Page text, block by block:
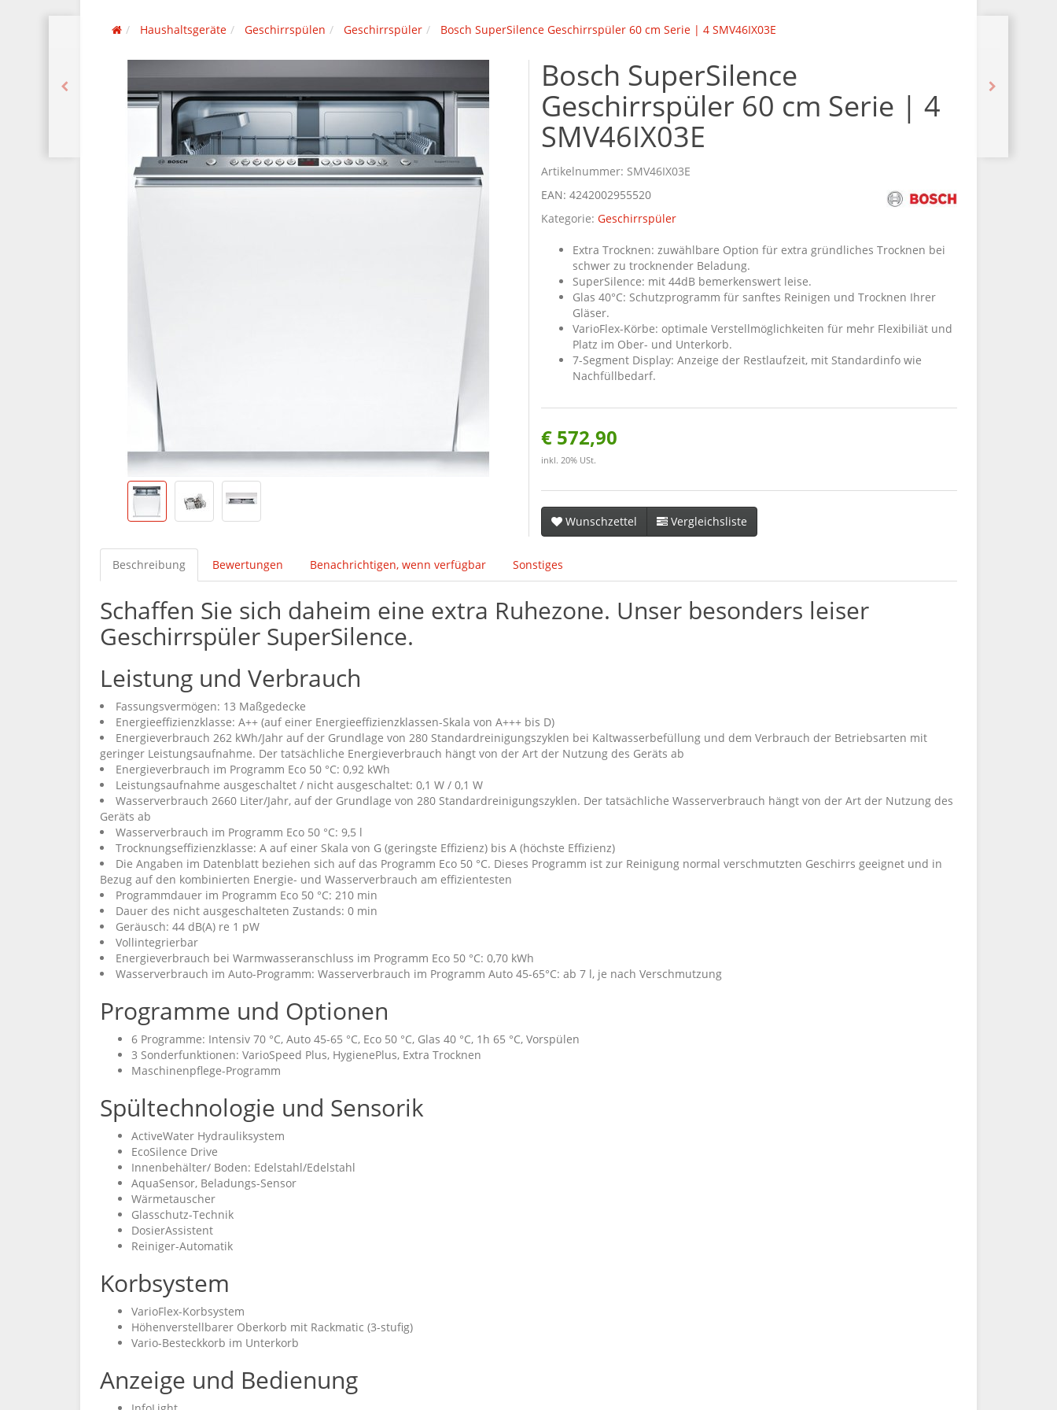
Haushaltsgeräte Geschirrspülen Geschirrspüler Bosch SuperSilence Geschirrspüler 60 cm Serie | 4 SMV46IX03E
Bosch SuperSilence
Geschirrspüler 60 cm Serie | 4
SMV46IX03E
Artikelnummer: SMV46IX03E
EAN: 4242002955520
Kategorie: Geschirrspüler
Extra Trocknen: zuwählbare Option für extra gründliches Trocknen bei
schwer zu trocknender Beladung.
SuperSilence: mit 44dB bemerkenswert leise.
Glas 40°C: Schutzprogramm für sanftes Reinigen und Trocknen Ihrer
Gläser.
VarioFlex-Körbe: optimale Verstellmöglichkeiten für mehr Flexibiliät und
Platz im Ober- und Unterkorb.
7-Segment Display: Anzeige der Restlaufzeit, mit Standardinfo wie
Nachfüllbedarf.
€ 572,90
inkl. 20% USt.
Wunschzettel Vergleichsliste
Beschreibung Bewertungen Benachrichtigen, wenn verfügbar Sonstiges
Schaffen Sie sich daheim eine extra Ruhezone. Unser besonders leiser
Geschirrspüler SuperSilence.
Leistung und Verbrauch
Fassungsvermögen: 13 Maßgedecke
Energieeffizienzklasse: A++ (auf einer Energieeffizienzklassen-Skala von A+++ bis D)
Energieverbrauch 262 kWh/Jahr auf der Grundlage von 280 Standardreinigungszyklen bei Kaltwasserbefüllung und dem Verbrauch der Betriebsarten mit
geringer Leistungsaufnahme. Der tatsächliche Energieverbrauch hängt von der Art der Nutzung des Geräts ab
Energieverbrauch im Programm Eco 50 °C: 0,92 kWh
Leistungsaufnahme ausgeschaltet / nicht ausgeschaltet: 0,1 W / 0,1 W
Wasserverbrauch 2660 Liter/Jahr, auf der Grundlage von 280 Standardreinigungszyklen. Der tatsächliche Wasserverbrauch hängt von der Art der Nutzung des
Geräts ab
Wasserverbrauch im Programm Eco 50 °C: 9,5 l
Trocknungseffizienzklasse: A auf einer Skala von G (geringste Effizienz) bis A (höchste Effizienz)
Die Angaben im Datenblatt beziehen sich auf das Programm Eco 50 °C. Dieses Programm ist zur Reinigung normal verschmutzten Geschirrs geeignet und in
Bezug auf den kombinierten Energie- und Wasserverbrauch am effizientesten
Programmdauer im Programm Eco 50 °C: 210 min
Dauer des nicht ausgeschalteten Zustands: 0 min
Geräusch: 44 dB(A) re 1 pW
Vollintegrierbar
Energieverbrauch bei Warmwasseranschluss im Programm Eco 50 °C: 0,70 kWh
Wasserverbrauch im Auto-Programm: Wasserverbrauch im Programm Auto 45-65°C: ab 7 l, je nach Verschmutzung
Programme und Optionen
6 Programme: Intensiv 70 °C, Auto 45-65 °C, Eco 50 °C, Glas 40 °C, 1h 65 °C, Vorspülen
3 Sonderfunktionen: VarioSpeed Plus, HygienePlus, Extra Trocknen
Maschinenpflege-Programm
Spültechnologie und Sensorik
ActiveWater Hydrauliksystem
EcoSilence Drive
Innenbehälter/ Boden: Edelstahl/Edelstahl
AquaSensor, Beladungs-Sensor
Wärmetauscher
Glasschutz-Technik
DosierAssistent
Reiniger-Automatik
Korbsystem
VarioFlex-Korbsystem
Höhenverstellbarer Oberkorb mit Rackmatic (3-stufig)
Vario-Besteckkorb im Unterkorb
Anzeige und Bedienung